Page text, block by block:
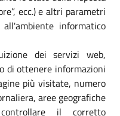
ecc.) e altri parametri
informatico
dei servizi web,
di ottenere informazioni
più visitate, numero
aree geografiche
il corretto